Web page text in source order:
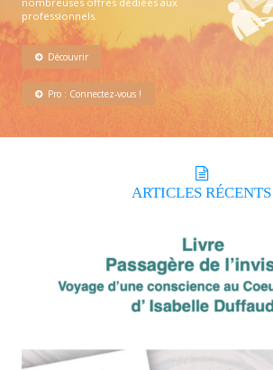
professionnels.
Découvrir
Pro : Connectez-vous !
ARTICLES RÉCENTS